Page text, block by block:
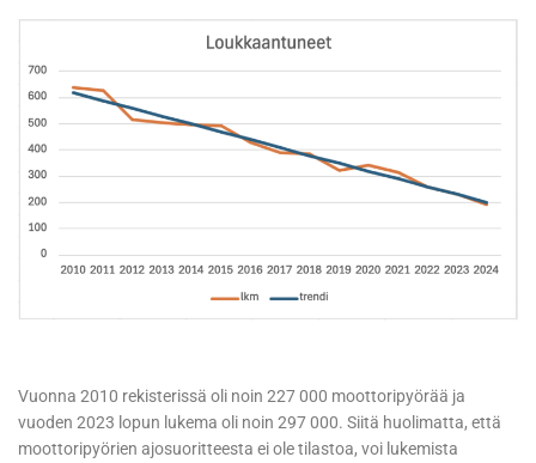
Vuonna 2010 rekisterissä oli noin 227 000 moottoripyörää ja
vuoden 2023 lopun lukema oli noin 297 000. Siitä huolimatta, että
moottoripyörien ajosuoritteesta ei ole tilastoa, voi lukemista